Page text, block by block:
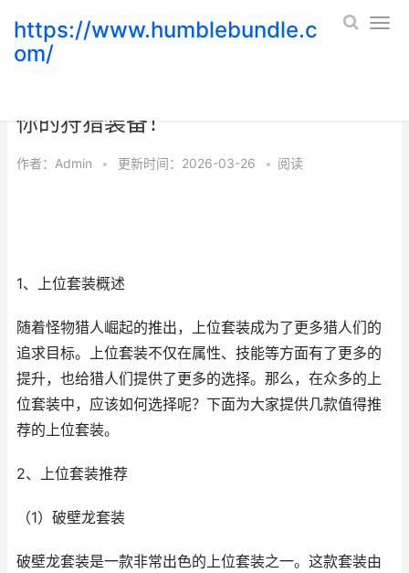
https://www.humblebundle.c
om/
你的狩猎装备！
作者： Admin • 更新时间：2026-03-26 • 阅读
1、上位套装概述
随着怪物猎人崛起的推出，上位套装成为了更多猎人们的
追求目标。上位套装不仅在属性、技能等方面有了更多的
提升，也给猎人们提供了更多的选择。那么，在众多的上
位套装中，应该如何选择呢？下面为大家提供几款值得推
荐的上位套装。
2、上位套装推荐
（1）破壁龙套装
破壁龙套装是一款非常出色的上位套装之一。这款套装由